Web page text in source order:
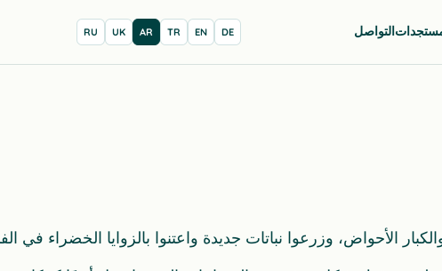
التواصل DE
EN
TR
AR
UK
RU